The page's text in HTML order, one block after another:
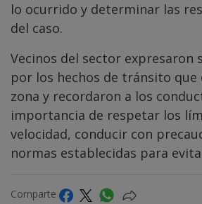
lo ocurrido y determinar las
del caso.
Vecinos del sector expresaron
por los hechos de tránsito que
zona y recordaron a los
importancia de respetar los
velocidad, conducir con
normas establecidas para
Comparte